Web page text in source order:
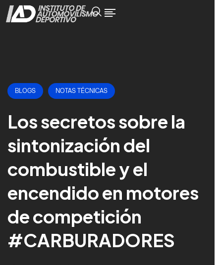
BLOGS NOTAS TÉCNICAS
Los secretos sobre la
sintonización del
combustible y el
encendido en motores
de competición
#CARBURADORES